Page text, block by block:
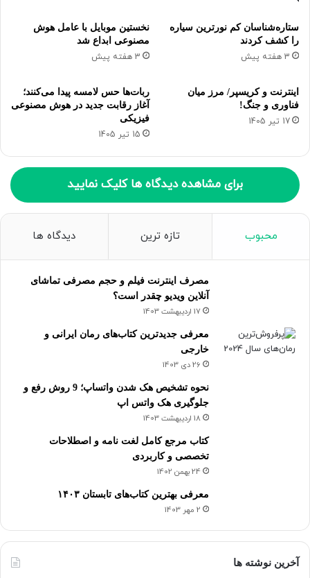
ستاره‌شناسان کم نورترین سیاره
را کشف کردند
3 هفته پیش
نخستین موبایل با عامل هوش
مصنوعی ابداع شد
3 هفته پیش
اینترنت و کریسپر/ مرز میان
فناوری و جنگ!
17 تیر 1405
ربات‌ها حس لامسه پیدا می‌کنند؛
آغاز رقابت جدید در هوش مصنوعی
فیزیکی
15 تیر 1405
برای مشاهده دیدگاه ها کلیک نمایید
محبوب تازه ترین دیدگاه ها
مصرف اینترنت فیلم و حجم مصرفی تماشای
آنلاین ویدیو چقدر است؟
17 اردیبهشت 1403
معرفی جدیدترین کتاب‌های رمان ایرانی و
خارجی
26 دی 1403
نحوه تشخیص هک شدن واتساپ؛ 9 روش رفع و
جلوگیری هک واتس اپ
18 اردیبهشت 1403
کتاب مرجع کامل لغت نامه و اصطلاحات
تخصصی و کاربردی
24 بهمن 1402
معرفی بهترین کتاب‌های تابستان ۱۴۰۳
2 مهر 1403
آخرین نوشته ها